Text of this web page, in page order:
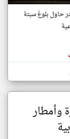
المغرب
الساعة
والمباشرة
حاول بلوغ سبتة
وأمطار